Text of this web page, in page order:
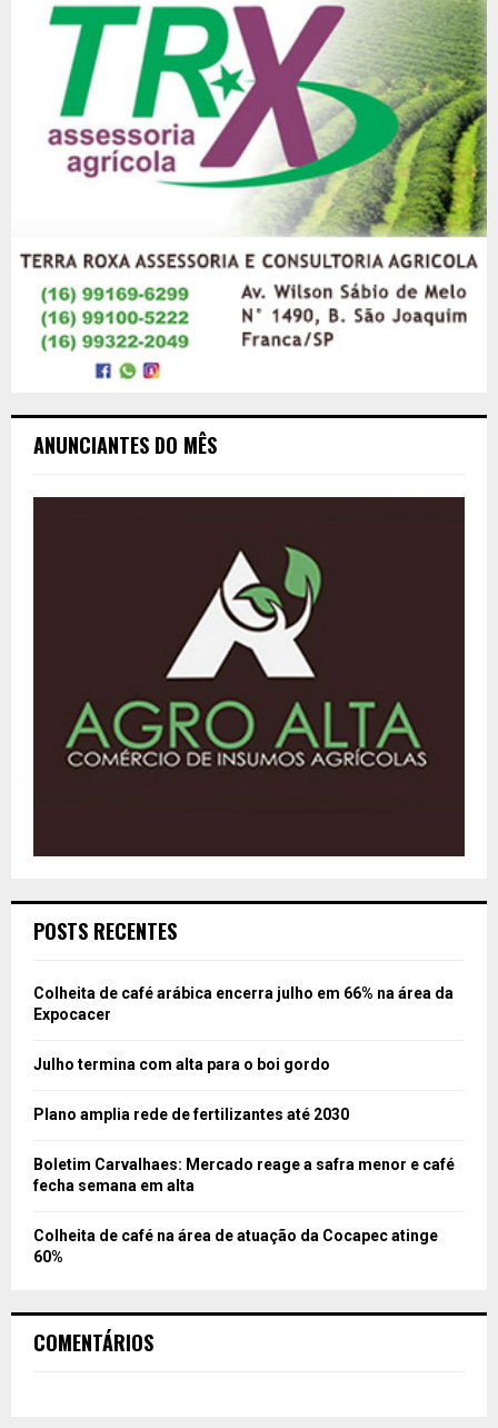
ANUNCIANTES DO MÊS
POSTS RECENTES
Colheita de café arábica encerra julho em 66% na área da
Expocacer
Julho termina com alta para o boi gordo
Plano amplia rede de fertilizantes até 2030
Boletim Carvalhaes: Mercado reage a safra menor e café
fecha semana em alta
Colheita de café na área de atuação da Cocapec atinge
60%
COMENTÁRIOS